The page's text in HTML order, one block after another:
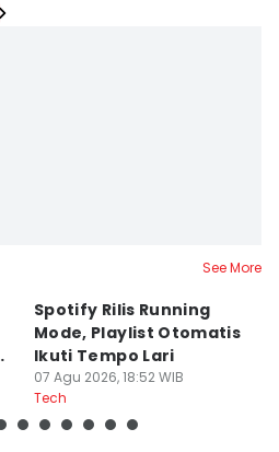
See More
Spotify Rilis Running
Mode, Playlist Otomatis
Ikuti Tempo Lari
07 Agu 2026, 18:52 WIB
Tech